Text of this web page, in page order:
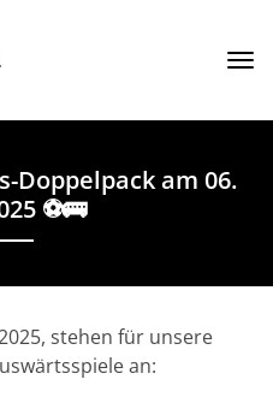
Doppelpack am 06.
⚽🚌
stehen für unsere
an: